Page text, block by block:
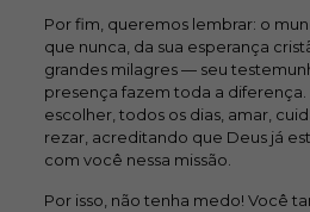
Por fim, queremos lembrar: o
que nunca, da sua esperança
grandes milagres — seu
presença fazem toda a diferença.
escolher, todos os dias, amar,
rezar, acreditando que Deus já
com você nessa missão.
Por isso, não tenha medo! Você